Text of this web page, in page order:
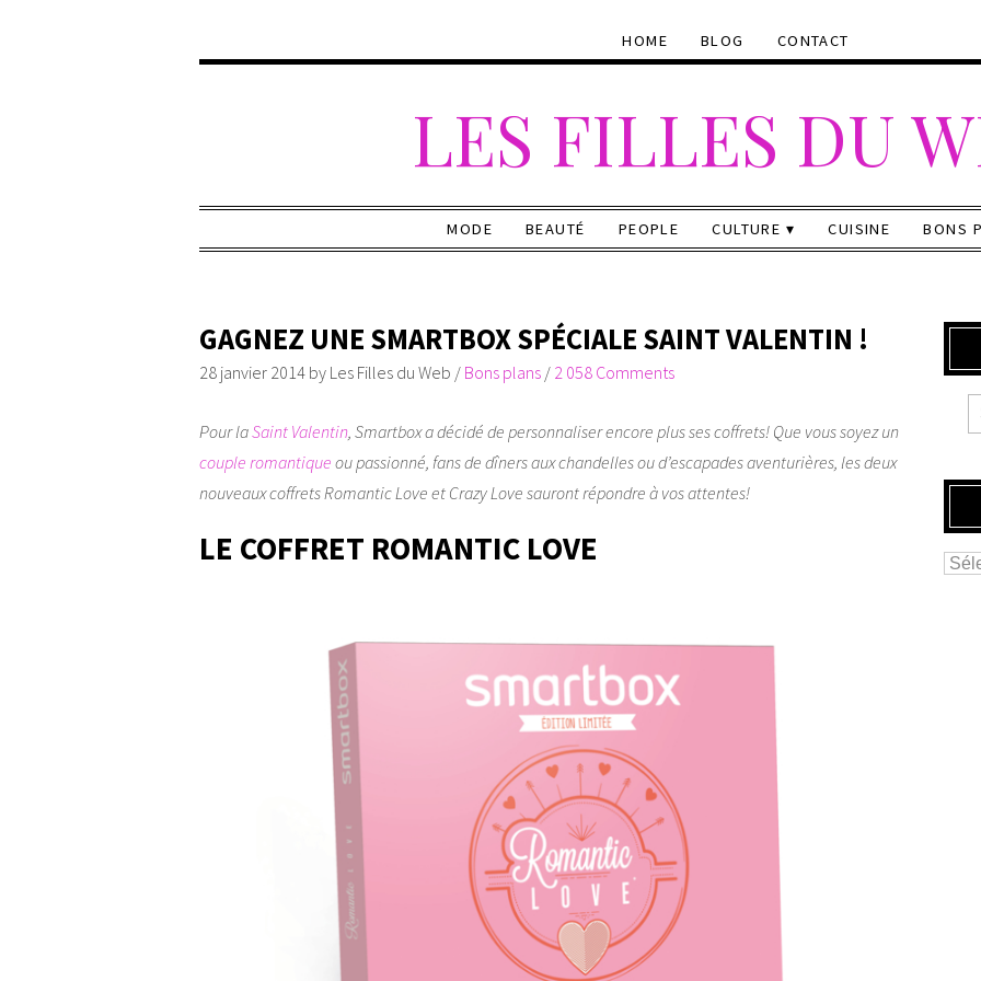
HOME BLOG CONTACT
LES FILLES DU
MODE BEAUTÉ PEOPLE CULTURE CUISINE BONS
GAGNEZ UNE SMARTBOX SPÉCIALE SAINT VALENTIN !
28 janvier 2014 by Les Filles du Web / Bons plans / 2 058 Comments
Pour laSaint Valentin, Smartbox a décidé de personnaliser encore plus ses coffrets! Que vous soyez un
couple romantique ou passionné, fans de dîners aux chandelles ou d’escapades aventurières, les deux
nouveaux coffrets Romantic Love et Crazy Love sauront répondre à vos attentes!
LE COFFRET ROMANTIC LOVE